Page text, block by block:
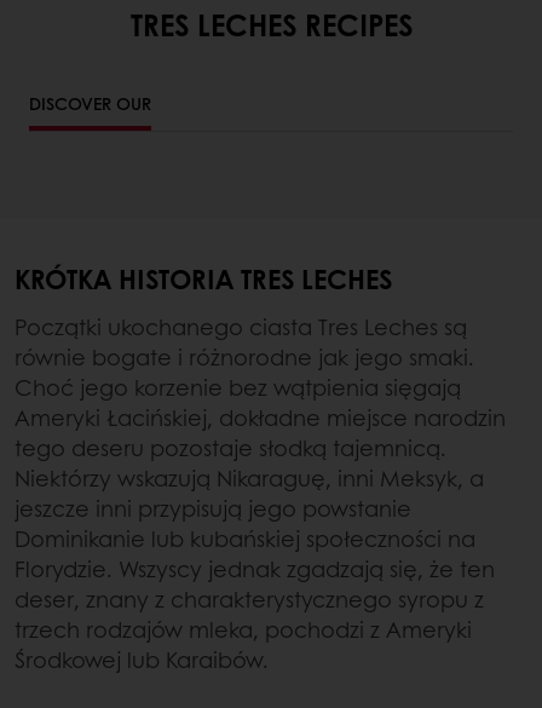
TRES LECHES RECIPES
DISCOVER OUR
KRÓTKA HISTORIA TRES LECHES
Początki ukochanego ciasta Tres Leches są
równie bogate i różnorodne jak jego smaki.
Choć jego korzenie bez wątpienia sięgają
Ameryki Łacińskiej, dokładne miejsce narodzin
tego deseru pozostaje słodką tajemnicą.
Niektórzy wskazują Nikaraguę, inni Meksyk, a
jeszcze inni przypisują jego powstanie
Dominikanie lub kubańskiej społeczności na
Florydzie. Wszyscy jednak zgadzają się, że ten
deser, znany z charakterystycznego syropu z
trzech rodzajów mleka, pochodzi z Ameryki
Środkowej lub Karaibów.